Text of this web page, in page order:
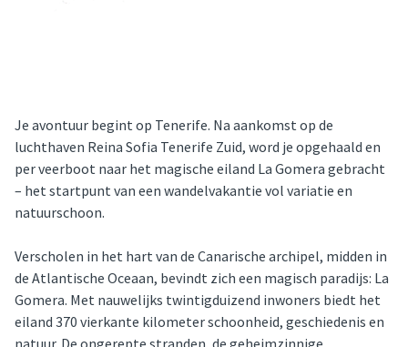
Je avontuur begint op Tenerife. Na aankomst op de
luchthaven Reina Sofia Tenerife Zuid, word je opgehaald en
per veerboot naar het magische eiland La Gomera gebracht
– het startpunt van een wandelvakantie vol variatie en
natuurschoon.
Verscholen in het hart van de Canarische archipel, midden in
de Atlantische Oceaan, bevindt zich een magisch paradijs: La
Gomera. Met nauwelijks twintigduizend inwoners biedt het
eiland 370 vierkante kilometer schoonheid, geschiedenis en
natuur. De ongerepte stranden, de geheimzinnige